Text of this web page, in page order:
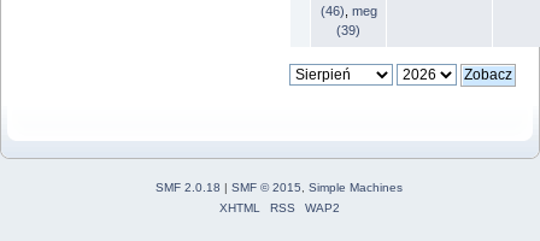
(46) meg
(39)
SMF 2.0.18 | SMF © 2015
Simple Machines
XHTML
RSS WAP2